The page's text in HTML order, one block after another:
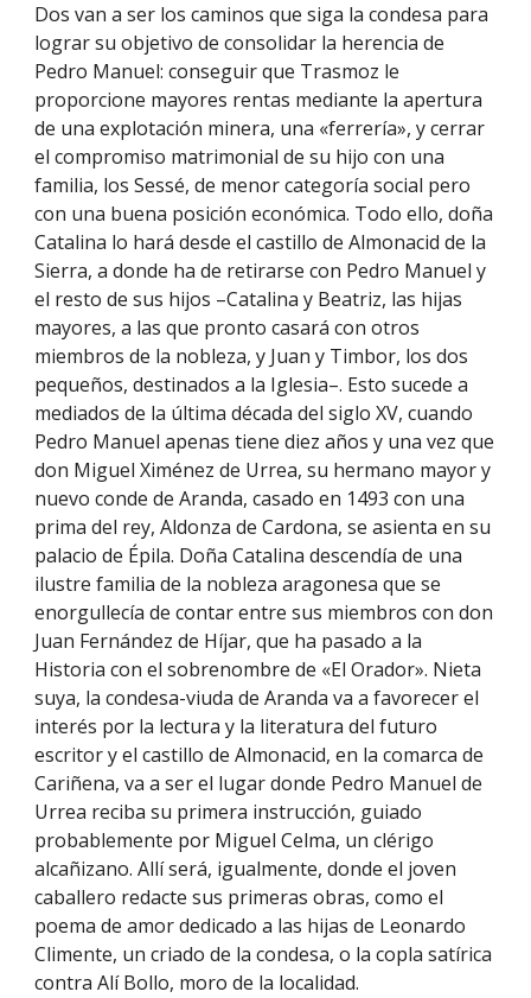
Dos van a ser los caminos que siga la condesa para
lograr su objetivo de consolidar la herencia de
Pedro Manuel: conseguir que Trasmoz le
proporcione mayores rentas mediante la apertura
de una explotación minera, una «ferrería», y cerrar
el compromiso matrimonial de su hijo con una
familia, los Sessé, de menor categoría social pero
con una buena posición económica. Todo ello, doña
Catalina lo hará desde el castillo de Almonacid de la
Sierra, a donde ha de retirarse con Pedro Manuel y
el resto de sus hijos –Catalina y Beatriz, las hijas
mayores, a las que pronto casará con otros
miembros de la nobleza, y Juan y Timbor, los dos
pequeños, destinados a la Iglesia–. Esto sucede a
mediados de la última década del siglo XV, cuando
Pedro Manuel apenas tiene diez años y una vez que
don Miguel Ximénez de Urrea, su hermano mayor y
nuevo conde de Aranda, casado en 1493 con una
prima del rey, Aldonza de Cardona, se asienta en su
palacio de Épila. Doña Catalina descendía de una
ilustre familia de la nobleza aragonesa que se
enorgullecía de contar entre sus miembros con don
Juan Fernández de Híjar, que ha pasado a la
Historia con el sobrenombre de «El Orador». Nieta
suya, la condesa-viuda de Aranda va a favorecer el
interés por la lectura y la literatura del futuro
escritor y el castillo de Almonacid, en la comarca de
Cariñena, va a ser el lugar donde Pedro Manuel de
Urrea reciba su primera instrucción, guiado
probablemente por Miguel Celma, un clérigo
alcañizano. Allí será, igualmente, donde el joven
caballero redacte sus primeras obras, como el
poema de amor dedicado a las hijas de Leonardo
Climente, un criado de la condesa, o la copla satírica
contra Alí Bollo, moro de la localidad.